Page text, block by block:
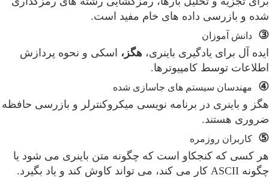
شده و بازرسی داده های خام مفید است.
③ دانش آموزان
ایده آل برای یادگیری باینری، هگز، اسکی و نحوه پردازش
اطلاعات توسط کامپیوترها.
④ مهندسان سیستم های جاسازی شده
هگز و باینری در برنامه نویسی میکروکنترلر و بازرسی حافظه
ضروری هستند.
⑤ کاربران روزمره
هر کسی که کنجکاو است که چگونه متن باینری می شود یا
چگونه ASCII کار می کند، می تواند کاوش کند و یاد بگیرد.